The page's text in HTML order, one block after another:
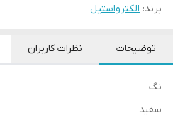
برند: الکترواستیل
توضیحات نظرات کاربران
نگ
سفید